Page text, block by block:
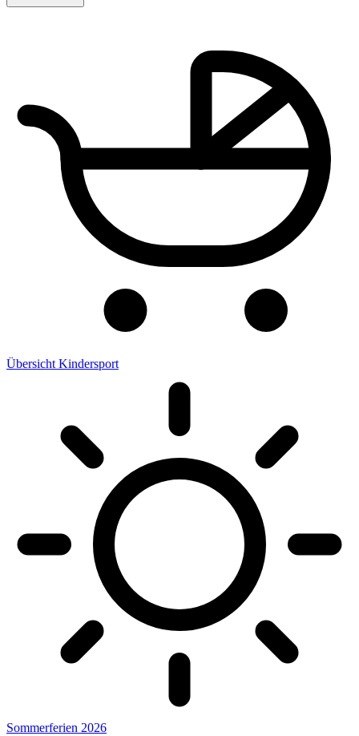
Übersicht Kindersport
Sommerferien 2026